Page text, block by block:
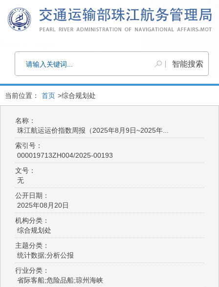
当前位置： 首页 >综合规划处
名称：
珠江航运运价指数周报（2025年8月9日~2025年...
索引号：
000019713ZH004/2025-00193
文号：
无
公开日期：
2025年08月20日
机构分类：
综合规划处
主题分类：
统计数据;分析公报
行业分类：
省际客船;危险品船;琼州海峡